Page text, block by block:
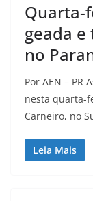
Quarta-
geada
no
Por AEN – PR
nesta quarta-
Carneiro, no
Leia Mais